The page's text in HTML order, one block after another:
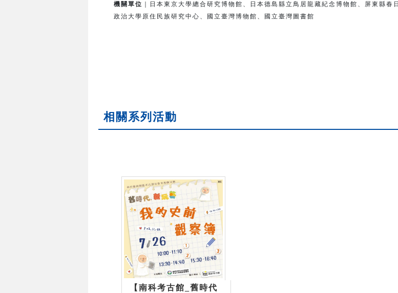
機關單位 ｜日本東京大學總合研究博物館、日本德島縣立鳥居龍藏紀念博物館、 屏東縣春
政治大學原住民族研究中心、國立臺灣博物館、國立臺灣圖書館
相關系列活動
【南科考古館_舊時代